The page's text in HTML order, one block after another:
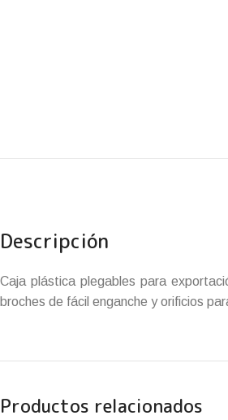
Descripción
Caja plástica plegables para
broches de fácil enganche y orificios
Productos relacionados